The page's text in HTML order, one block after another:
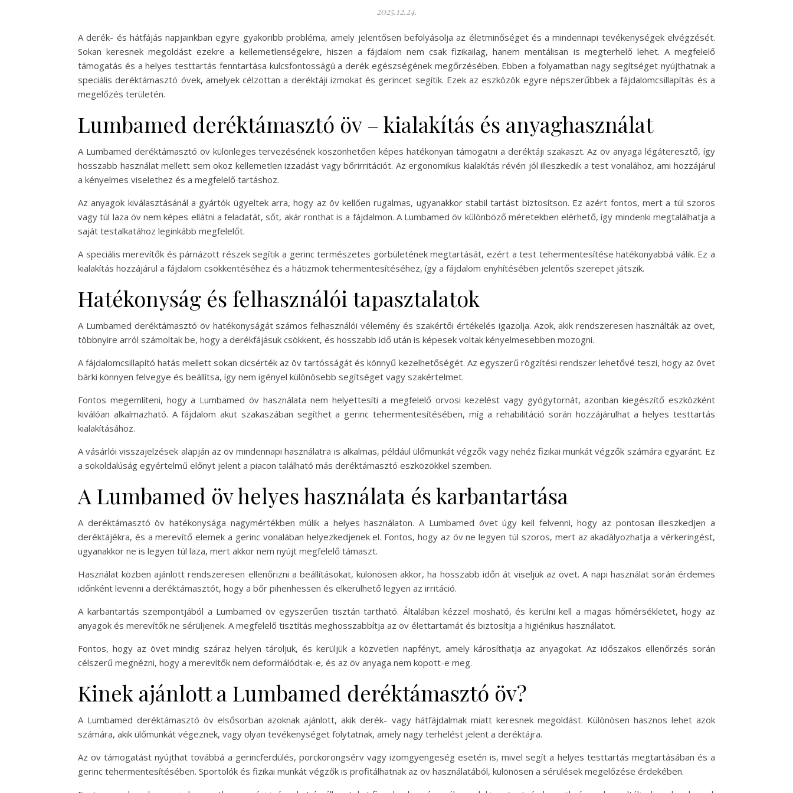
2025.12.24.
A derék- és hátfájás napjainkban egyre gyakoribb probléma, amely jelentősen befolyásolja az életminőséget és a mindennapi tevékenységek elvégzését.
Sokan keresnek megoldást ezekre a kellemetlenségekre, hiszen a fájdalom nem csak fizikailag, hanem mentálisan is megterhelő lehet. A megfelelő
támogatás és a helyes testtartás fenntartása kulcsfontosságú a derék egészségének megőrzésében. Ebben a folyamatban nagy segítséget nyújthatnak a
speciális deréktámasztó övek, amelyek célzottan a deréktáji izmokat és gerincet segítik. Ezek az eszközök egyre népszerűbbek a fájdalomcsillapítás és a
megelőzés területén.
Lumbamed deréktámasztó öv – kialakítás és anyaghasználat
A Lumbamed deréktámasztó öv különleges tervezésének köszönhetően képes hatékonyan támogatni a deréktáji szakaszt. Az öv anyaga légáteresztő, így
hosszabb használat mellett sem okoz kellemetlen izzadást vagy bőrirritációt. Az ergonomikus kialakítás révén jól illeszkedik a test vonalához, ami hozzájárul
a kényelmes viselethez és a megfelelő tartáshoz.
Az anyagok kiválasztásánál a gyártók ügyeltek arra, hogy az öv kellően rugalmas, ugyanakkor stabil tartást biztosítson. Ez azért fontos, mert a túl szoros
vagy túl laza öv nem képes ellátni a feladatát, sőt, akár ronthat is a fájdalmon. A Lumbamed öv különböző méretekben elérhető, így mindenki megtalálhatja a
saját testalkatához leginkább megfelelőt.
A speciális merevítők és párnázott részek segítik a gerinc természetes görbületének megtartását, ezért a test tehermentesítése hatékonyabbá válik. Ez a
kialakítás hozzájárul a fájdalom csökkentéséhez és a hátizmok tehermentesítéséhez, így a fájdalom enyhítésében jelentős szerepet játszik.
Hatékonyság és felhasználói tapasztalatok
A Lumbamed deréktámasztó öv hatékonyságát számos felhasználói vélemény és szakértői értékelés igazolja. Azok, akik rendszeresen használták az övet,
többnyire arról számoltak be, hogy a derékfájásuk csökkent, és hosszabb idő után is képesek voltak kényelmesebben mozogni.
A fájdalomcsillapító hatás mellett sokan dicsérték az öv tartósságát és könnyű kezelhetőségét. Az egyszerű rögzítési rendszer lehetővé teszi, hogy az övet
bárki könnyen felvegye és beállítsa, így nem igényel különösebb segítséget vagy szakértelmet.
Fontos megemlíteni, hogy a Lumbamed öv használata nem helyettesíti a megfelelő orvosi kezelést vagy gyógytornát, azonban kiegészítő eszközként
kiválóan alkalmazható. A fájdalom akut szakaszában segíthet a gerinc tehermentesítésében, míg a rehabilitáció során hozzájárulhat a helyes testtartás
kialakításához.
A vásárlói visszajelzések alapján az öv mindennapi használatra is alkalmas, például ülőmunkát végzők vagy nehéz fizikai munkát végzők számára egyaránt. Ez
a sokoldalúság egyértelmű előnyt jelent a piacon található más deréktámasztó eszközökkel szemben.
A Lumbamed öv helyes használata és karbantartása
A deréktámasztó öv hatékonysága nagymértékben múlik a helyes használaton. A Lumbamed övet úgy kell felvenni, hogy az pontosan illeszkedjen a
deréktájékra, és a merevítő elemek a gerinc vonalában helyezkedjenek el. Fontos, hogy az öv ne legyen túl szoros, mert az akadályozhatja a vérkeringést,
ugyanakkor ne is legyen túl laza, mert akkor nem nyújt megfelelő támaszt.
Használat közben ajánlott rendszeresen ellenőrizni a beállításokat, különösen akkor, ha hosszabb időn át viseljük az övet. A napi használat során érdemes
időnként levenni a deréktámasztót, hogy a bőr pihenhessen és elkerülhető legyen az irritáció.
A karbantartás szempontjából a Lumbamed öv egyszerűen tisztán tartható. Általában kézzel mosható, és kerülni kell a magas hőmérsékletet, hogy az
anyagok és merevítők ne sérüljenek. A megfelelő tisztítás meghosszabbítja az öv élettartamát és biztosítja a higiénikus használatot.
Fontos, hogy az övet mindig száraz helyen tároljuk, és kerüljük a közvetlen napfényt, amely károsíthatja az anyagokat. Az időszakos ellenőrzés során
célszerű megnézni, hogy a merevítők nem deformálódtak-e, és az öv anyaga nem kopott-e meg.
Kinek ajánlott a Lumbamed deréktámasztó öv?
A Lumbamed deréktámasztó öv elsősorban azoknak ajánlott, akik derék- vagy hátfájdalmak miatt keresnek megoldást. Különösen hasznos lehet azok
számára, akik ülőmunkát végeznek, vagy olyan tevékenységet folytatnak, amely nagy terhelést jelent a deréktájra.
Az öv támogatást nyújthat továbbá a gerincferdülés, porckorongsérv vagy izomgyengeség esetén is, mivel segít a helyes testtartás megtartásában és a
gerinc tehermentesítésében. Sportolók és fizikai munkát végzők is profitálhatnak az öv használatából, különösen a sérülések megelőzése érdekében.